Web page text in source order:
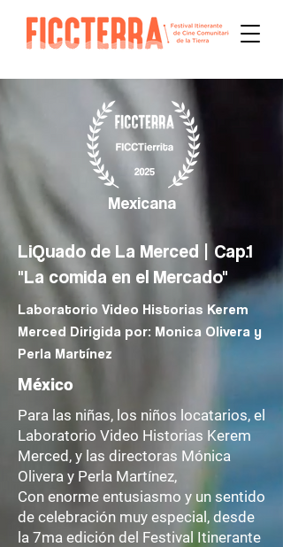
Mexicana
LiQuado de La Merced | Cap.1
"La comida en el Mercado"
Laboratorio Video Historias Kerem
Merced Dirigida por: Monica Olivera y
Perla Martínez
México
Para las niñas, los niños locatarios, el
Laboratorio Video Historias Kerem
Merced, y las directoras Mónica
Olivera y Perla Martínez,
Con enorme entusiasmo y un sentido
de celebración muy especial, desde
la 7ma edición del Festival Itinerante